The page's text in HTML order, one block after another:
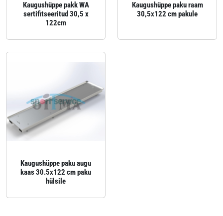
Kaugushüppe pakk WA
sertifitseeritud 30,5 x
122cm
Kaugushüppe paku raam
30,5x122 cm pakule
Kaugushüppe paku augu
kaas 30.5x122 cm paku
hülsile